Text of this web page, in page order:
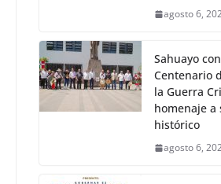
agosto 6,
Sahuayo
Centenario
la Guerra
homenaje a
histórico
agosto 6,